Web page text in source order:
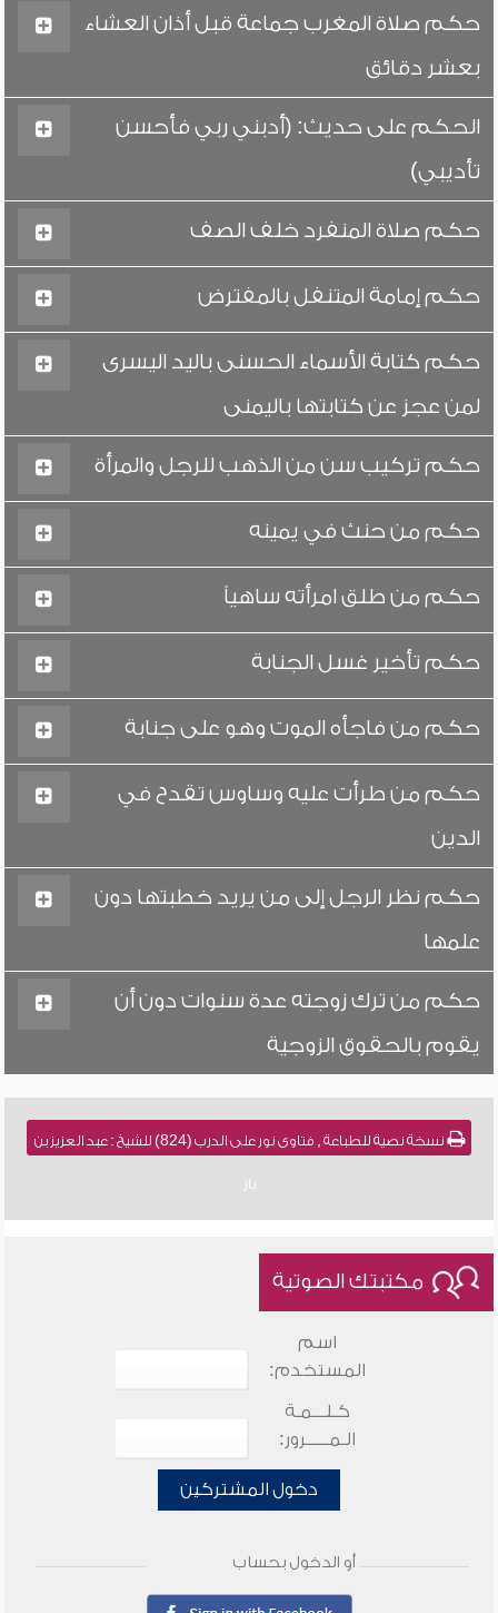
حكم صلاة المغرب جماعة قبل أذان العشاء
بعشر دقائق
الحكم على حديث: (أدبني ربي فأحسن
تأديبي)
حكم صلاة المنفرد خلف الصف
حكم إمامة المتنفل بالمفترض
حكم كتابة الأسماء الحسنى باليد اليسرى
لمن عجز عن كتابتها باليمنى
حكم تركيب سن من الذهب للرجل والمرأة
حكم من حنث في يمينه
حكم من طلق امرأته ساهياً
حكم تأخير غسل الجنابة
حكم من فاجأه الموت وهو على جنابة
حكم من طرأت عليه وساوس تقدح في
الدين
حكم نظر الرجل إلى من يريد خطبتها دون
علمها
حكم من ترك زوجته عدة سنوات دون أن
يقوم بالحقوق الزوجية
نسخة نصية للطباعة , فتاوى نور على الدرب (824) للشيخ : عبد العزيز بن
باز
مكتبتك الصوتية
اسم
المستخدم:
كـلـــمـة
الـمـــــرور:
دخول المشتركين
أو الدخول بحساب